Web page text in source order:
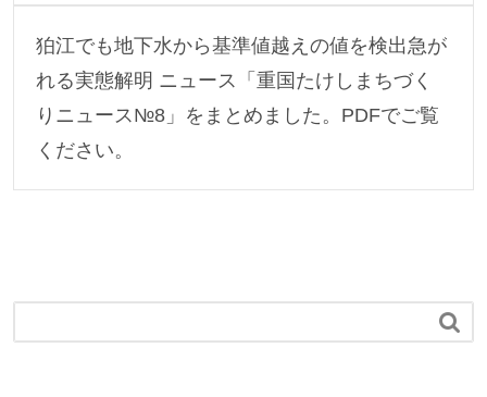
狛江でも地下水から基準値越えの値を検出急が
れる実態解明 ニュース「重国たけしまちづく
りニュース№8」をまとめました。PDFでご覧
ください。
